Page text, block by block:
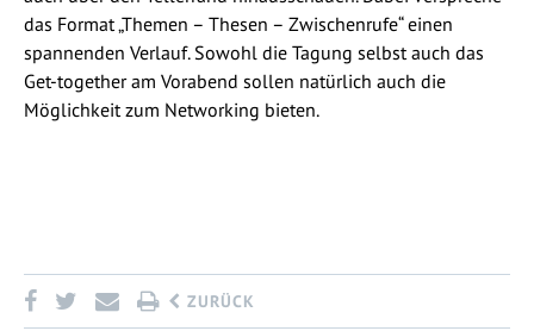
das Format „Themen – Thesen – Zwischenrufe“ einen
spannenden Verlauf. Sowohl die Tagung selbst auch das
Get-together am Vorabend sollen natürlich auch die
Möglichkeit zum Networking bieten.
ZURÜCK